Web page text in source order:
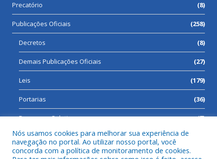
Precatório (8)
Publicações Oficiais (258)
Decretos (8)
Demais Publicações Oficiais (27)
Leis (179)
Portarias (36)
Processos Seletivos (7)
Nós usamos cookies para melhorar sua experiência de
navegação no portal. Ao utilizar nosso portal, você
concorda com a política de monitoramento de cookies.